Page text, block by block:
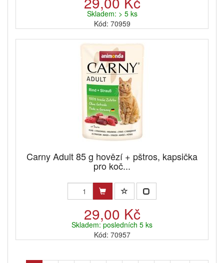
Skladem: > 5 ks
Kód: 70959
Carny Adult 85 g hovězí + pštros, kapsička
pro koč...
29,00 Kč
Skladem: posledních 5 ks
Kód: 70957